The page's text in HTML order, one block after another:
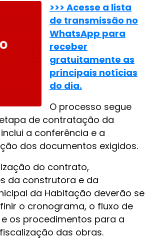
>>> Acesse a lista
de transmissão no
WhatsApp para
receber
gratuitamente as
principais notícias
do dia.
O processo segue
de contratação da
a conferência e a
dos documentos exigidos.
do contrato,
da construtora e da
da Habitação deverão se
o cronograma, o fluxo de
os procedimentos para a
das obras.